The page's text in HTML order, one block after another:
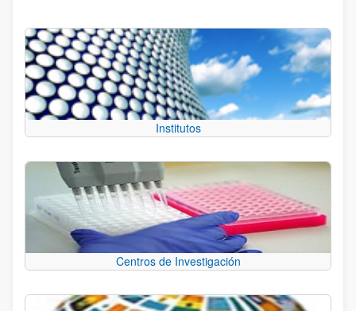
Institutos
Centros de Investigación